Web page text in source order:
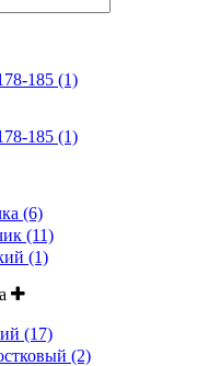
185 (1)
185 (1)
(6)
(11)
(1)
(17)
(2)